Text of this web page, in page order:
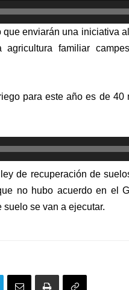
que enviarán una iniciativa
familiar
para este año es de
de recuperación de
no hubo acuerdo en el
se van a ejecutar.